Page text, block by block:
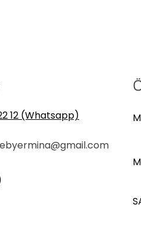
12 (Whatsapp)